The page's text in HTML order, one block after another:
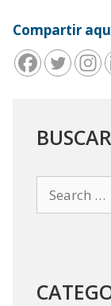
Compartir
BUSCAR
for: